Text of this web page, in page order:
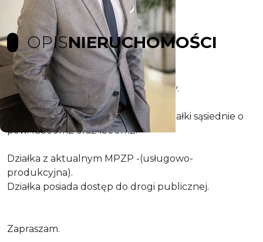
OPISNIERUCHOMOŚCI
Oferta sprzedaży działki w Trzebieży.
Powierzchnia 2,737ha.
W ofercie sprzedaży jest również działki sąsiednie o
pow. 18509m2 oraz 1500m2.
Działka z aktualnym MPZP -(usługowo-
produkcyjna).
Działka posiada dostęp do drogi publicznej.
Zapraszam.